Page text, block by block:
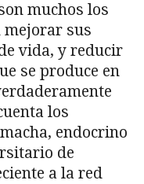
muchos los
mejorar sus
vida, y reducir
se produce en
los
endocrino
de
a la red